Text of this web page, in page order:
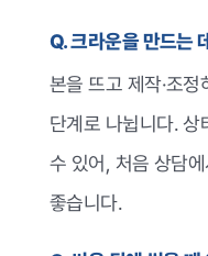
Q. 크라운을 만드는
본을 뜨고 제작·조
단계로 나뉩니다. 상
수 있어, 처음 상담
좋습니다.